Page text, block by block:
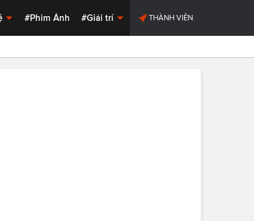
#Phim Ảnh #Giải trí THÀNH VIÊN